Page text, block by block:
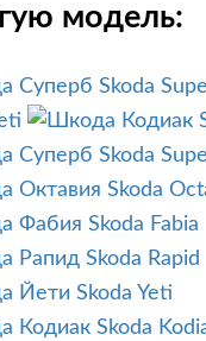
модель:
Skoda
Skoda
Skoda
Skoda Fabia
Skoda Rapid
Skoda Yeti
Skoda